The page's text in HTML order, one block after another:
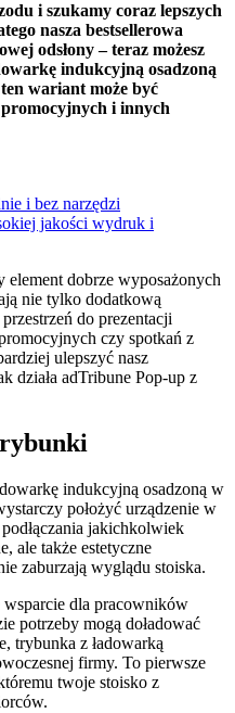
i szukamy coraz lepszych
nasza bestsellerowa
odsłony – teraz możesz
indukcyjną osadzoną
wariant może być
i innych
i bez narzędzi
jakości wydruk i
element dobrze wyposażonych
nie tylko dodatkową
do prezentacji
czy spotkań z
ulepszyć nasz
działa adTribune Pop-up z
indukcyjną osadzoną w
położyć urządzenie w
jakichkolwiek
ale także estetyczne
zaburzają wyglądu stoiska.
dla pracowników
potrzeby mogą doładować
trybunka z ładowarką
firmy. To pierwsze
twoje stoisko z